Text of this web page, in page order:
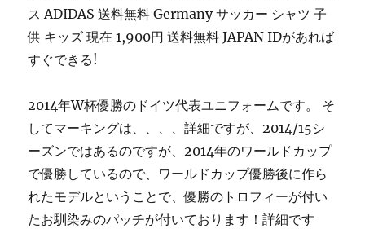
ス ADIDAS 送料無料 Germany サッカー シャツ 子
供 キッズ 現在 1,900円 送料無料 JAPAN IDがあれば
すぐできる!
2014年W杯優勝のドイツ代表ユニフォームです。 そ
してマーキングは、、、、詳細ですが、2014/15シ
ーズンではあるのですが、2014年のワールドカップ
で優勝しているので、ワールドカップ優勝後に作ら
れたモデルということで、優勝のトロフィーが付い
たお馴染みのパッチが付いております！詳細です